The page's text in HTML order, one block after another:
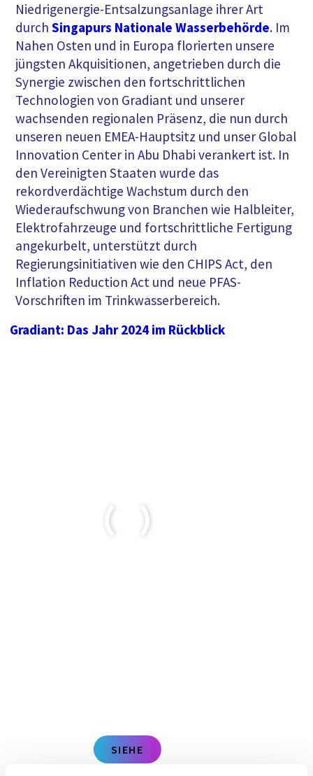
Niedrigenergie-Entsalzungsanlage ihrer Art
durch Singapurs Nationale Wasserbehörde. Im
Nahen Osten und in Europa florierten unsere
jüngsten Akquisitionen, angetrieben durch die
Synergie zwischen den fortschrittlichen
Technologien von Gradiant und unserer
wachsenden regionalen Präsenz, die nun durch
unseren neuen EMEA-Hauptsitz und unser Global
Innovation Center in Abu Dhabi verankert ist. In
den Vereinigten Staaten wurde das
rekordverdächtige Wachstum durch den
Wiederaufschwung von Branchen wie Halbleiter,
Elektrofahrzeuge und fortschrittliche Fertigung
angekurbelt, unterstützt durch
Regierungsinitiativen wie den CHIPS Act, den
Inflation Reduction Act und neue PFAS-
Vorschriften im Trinkwasserbereich.
Gradiant: Das Jahr 2024 im Rückblick
SIEHE